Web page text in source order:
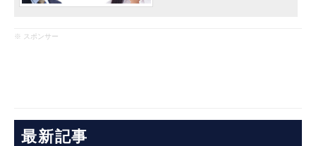
※ スポンサー
最新記事